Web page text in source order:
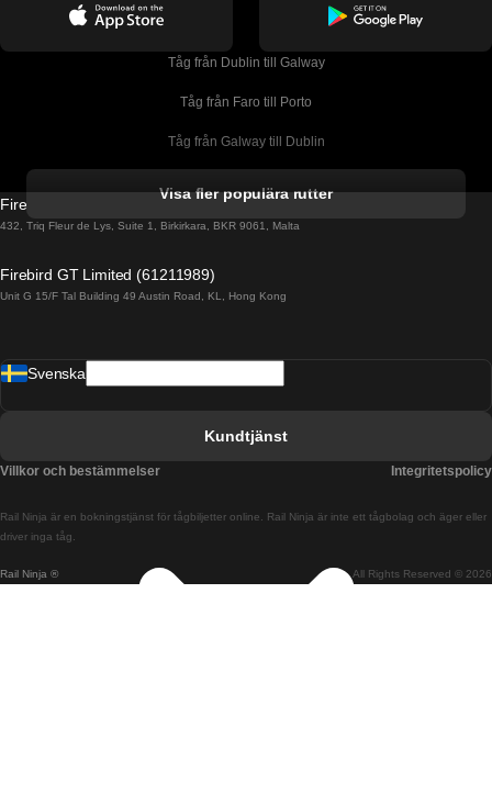
Tåg från Dublin till Galway
Tåg från Faro till Porto
Tåg från Galway till Dublin
Tåg från Porto till Faro
Tåg från Barcelona till Madrid
Tåg från Budapest till Bratislava
Visa fler populära rutter
Firebird GT Limited (OC 1451)
432, Triq Fleur de Lys, Suite 1, Birkirkara, BKR 9061, Malta
Firebird GT Limited (61211989)
Unit G 15/F Tal Building 49 Austin Road, KL, Hong Kong
Rail Ninja ® All Rights Reserved © 2026
Rail Ninja är en bokningstjänst för tågbiljetter online. Rail Ninja är inte ett tågbolag och äger eller
driver inga tåg.
Svenska
Kundtjänst
Villkor och bestämmelser Integritetspolicy